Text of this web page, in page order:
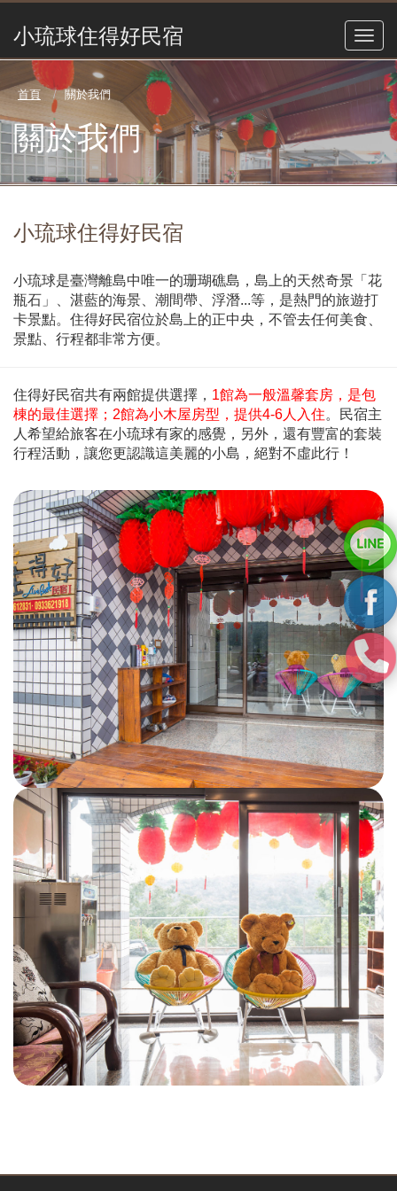
小琉球住得好民宿
首頁 關於我們
關於我們
小琉球住得好民宿
小琉球是臺灣離島中唯一的珊瑚礁島，島上的天然奇景「花
瓶石」、湛藍的海景、潮間帶、浮潛...等，是熱門的旅遊打
卡景點。住得好民宿位於島上的正中央，不管去任何美食、
景點、行程都非常方便。
住得好民宿共有兩館提供選擇， 1館為一般溫馨套房，是包
棟的最佳選擇 ；2館為小木屋房型，提供4-6人入住。民宿主
人希望給旅客在小琉球有家的感覺，另外，還有豐富的套裝
行程活動，讓您更認識這美麗的小島，絕對不虛此行！